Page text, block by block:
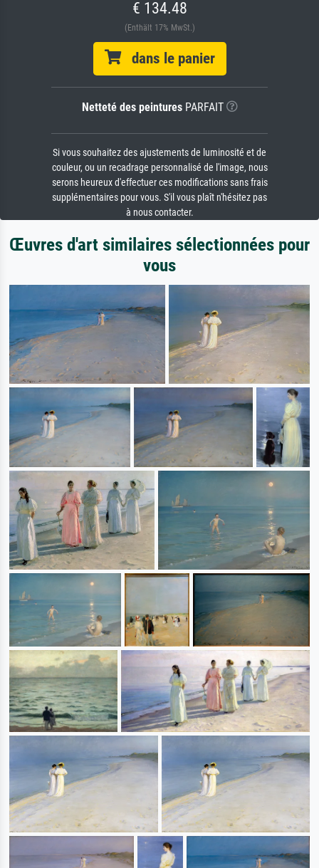
€ 134.48
(Enthält 17% MwSt.)
dans le panier
Netteté des peinturesPARFAIT
Si vous souhaitez des ajustements de luminosité et de
couleur, ou un recadrage personnalisé de l'image, nous
serons heureux d'effectuer ces modifications sans frais
supplémentaires pour vous. S'il vous plaît n'hésitez pas
à nous contacter.
Œuvres d'art similaires sélectionnées pour
vous